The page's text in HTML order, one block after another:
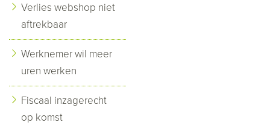
Verlies webshop niet
aftrekbaar
Werknemer wil meer
uren werken
Fiscaal inzagerecht
op komst